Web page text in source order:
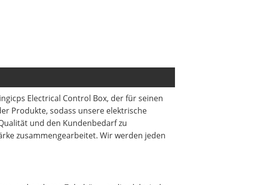
Electrical Control Box, der für seinen
Produkte, sodass unsere elektrische
und den Kundenbedarf zu
zusammengearbeitet. Wir werden jeden